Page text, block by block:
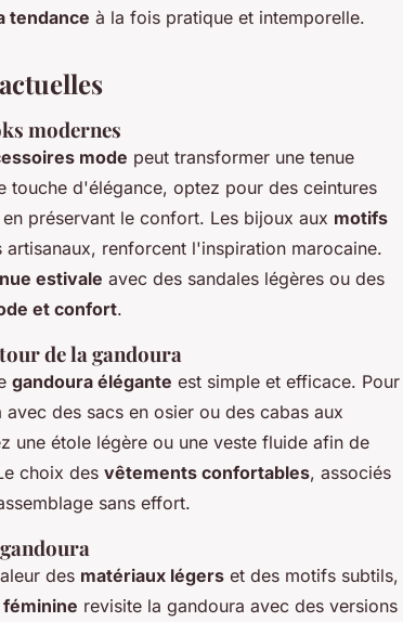
tendance à la fois pratique et intemporelle.
modernes
mode peut transformer une tenue
touche d'élégance, optez pour des ceintures
préservant le confort. Les bijoux aux motifs
renforcent l'inspiration marocaine.
estivale avec des sandales légères ou des
et confort.
de la gandoura
gandoura élégante est simple et efficace. Pour
des sacs en osier ou des cabas aux
une étole légère ou une veste fluide afin de
choix des vêtements confortables, associés
sans effort.
des matériaux légers et des motifs subtils,
revisite la gandoura avec des versions